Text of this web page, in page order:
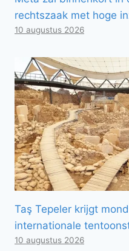
rechtszaak met hoge
10 augustus 2026
Taş Tepeler krijgt
internationale
10 augustus 2026